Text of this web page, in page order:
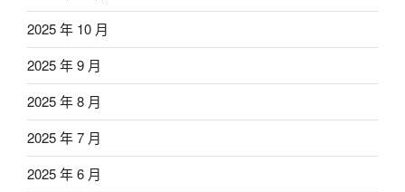
2025 年 10 月
2025 年 9 月
2025 年 8 月
2025 年 7 月
2025 年 6 月